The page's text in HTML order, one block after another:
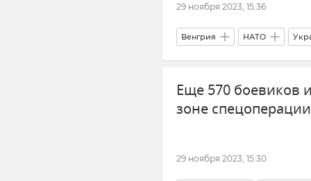
29 ноября 2023, 15:36
Венгрия НАТО
Еще 570 боевиков
зоне спецоперации
29 ноября 2023, 15:30